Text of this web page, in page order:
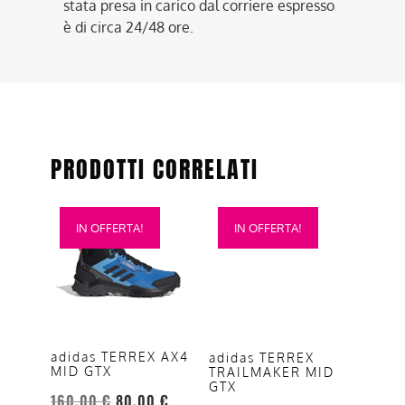
stata presa in carico dal corriere espresso
è di circa 24/48 ore.
PRODOTTI CORRELATI
IN OFFERTA!
adidas TERREX AX4
MID GTX
Questo
prodotto
varianti.
opzioni
possono
essere
IN OFFERTA!
adidas TERREX
TRAILMAKER MID
GTX
Questo
prodotto
opzioni
possono
essere